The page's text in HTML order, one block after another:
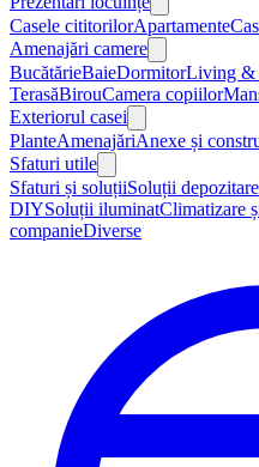
Casele cititorilorApartamente
Amenajări camere
BucătărieBaieDormitorLiving &
TerasăBirouCamera copiilor
Exteriorul casei
PlanteAmenajăriAnexe și
Sfaturi utile
Sfaturi și soluțiiSoluții depozitare
DIYSoluții iluminatClimatizare
companieDiverse